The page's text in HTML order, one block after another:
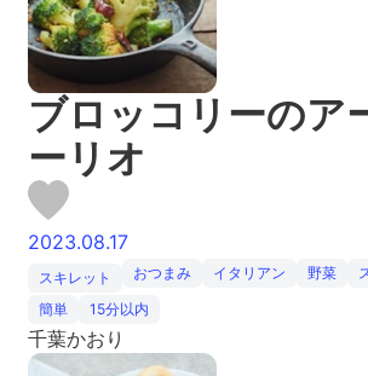
ブロッコリーのア
ーリオ
2023.08.17
スキレット おつまみ イタリアン 野菜
簡単
15分以内
千葉かおり